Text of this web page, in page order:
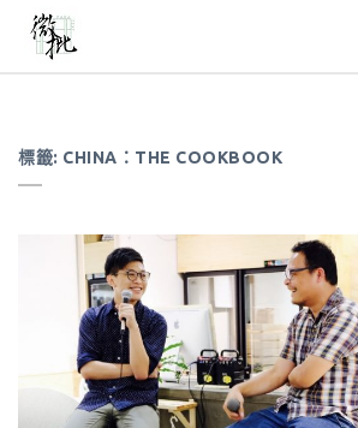
標籤: CHINA：THE COOKBOOK